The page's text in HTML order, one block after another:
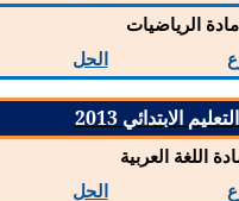
مادة الرياضيات
الحل
الابتدائي 2013
اللغة العربية
الحل